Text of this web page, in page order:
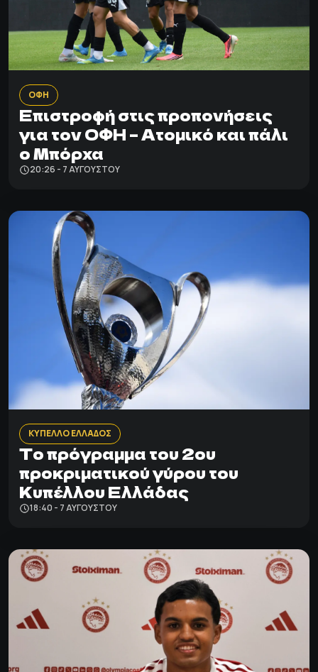
ΟΦΗ
Επιστροφή στις προπονήσεις
για τον ΟΦΗ – Ατομικό και πάλι
ο Μπόρχα
20:26 - 7 ΑΥΓΟΎΣΤΟΥ
ΚΥΠΕΛΛΟ ΕΛΛΑΔΟΣ
Το πρόγραμμα του 2ου
προκριματικού γύρου του
Κυπέλλου Ελλάδας
18:40 - 7 ΑΥΓΟΎΣΤΟΥ